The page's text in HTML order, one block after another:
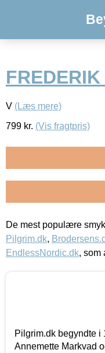
V (Læs mere)
799 kr. (Vis fragtpris)
De mest populære
Pilgrim.dk,
EndlessNordic.dk, som
Pilgrim.dk begyndte i
Annemette Markvad